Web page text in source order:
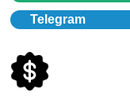
Telegram